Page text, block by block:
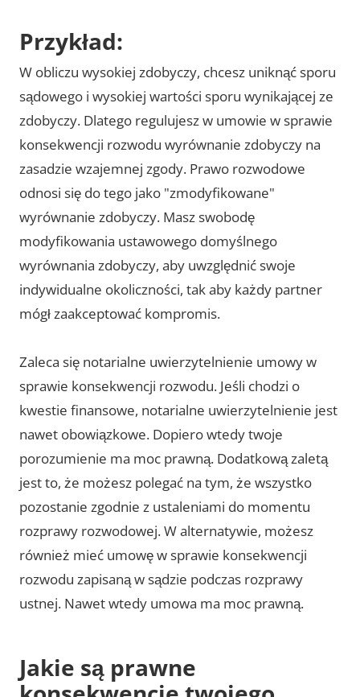
Przykład:
W obliczu wysokiej zdobyczy, chcesz uniknąć sporu
sądowego i wysokiej wartości sporu wynikającej ze
zdobyczy. Dlatego regulujesz w umowie w sprawie
konsekwencji rozwodu wyrównanie zdobyczy na
zasadzie wzajemnej zgody. Prawo rozwodowe
odnosi się do tego jako "zmodyfikowane"
wyrównanie zdobyczy. Masz swobodę
modyfikowania ustawowego domyślnego
wyrównania zdobyczy, aby uwzględnić swoje
indywidualne okoliczności, tak aby każdy partner
mógł zaakceptować kompromis.
Zaleca się notarialne uwierzytelnienie umowy w
sprawie konsekwencji rozwodu. Jeśli chodzi o
kwestie finansowe, notarialne uwierzytelnienie jest
nawet obowiązkowe. Dopiero wtedy twoje
porozumienie ma moc prawną. Dodatkową zaletą
jest to, że możesz polegać na tym, że wszystko
pozostanie zgodnie z ustaleniami do momentu
rozprawy rozwodowej. W alternatywie, możesz
również mieć umowę w sprawie konsekwencji
rozwodu zapisaną w sądzie podczas rozprawy
ustnej. Nawet wtedy umowa ma moc prawną.
Jakie są prawne